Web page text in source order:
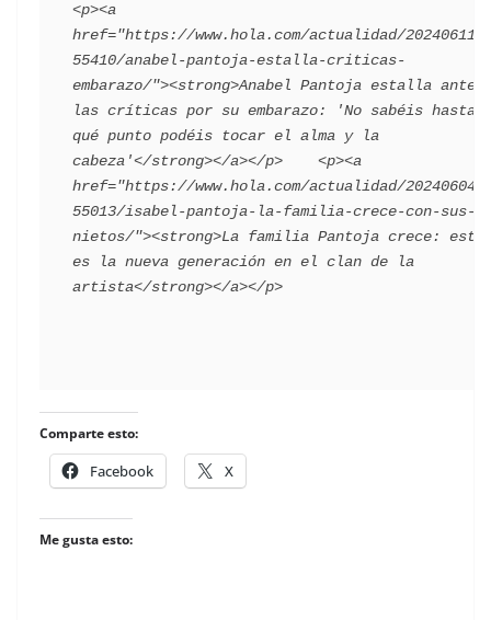
<p><a
href="https://www.hola.com/actualidad/202406112
55410/anabel-pantoja-estalla-criticas-
embarazo/"><strong>Anabel Pantoja estalla ante
las críticas por su embarazo: 'No sabéis hasta
qué punto podéis tocar el alma y la
cabeza'</strong></a></p>    <p><a
href="https://www.hola.com/actualidad/202406042
55013/isabel-pantoja-la-familia-crece-con-sus-
nietos/"><strong>La familia Pantoja crece: esta
es la nueva generación en el clan de la
Comparte esto:
Facebook X
Me gusta esto: